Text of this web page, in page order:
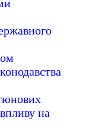
на